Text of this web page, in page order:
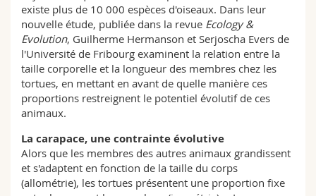
existe plus de 10 000 espèces d'oiseaux. Dans leur
nouvelle étude, publiée dans la revue Ecology &
Evolution, Guilherme Hermanson et Serjoscha Evers de
l'Université de Fribourg examinent la relation entre la
taille corporelle et la longueur des membres chez les
tortues, en mettant en avant de quelle manière ces
proportions restreignent le potentiel évolutif de ces
animaux.
La carapace, une contrainte évolutive
Alors que les membres des autres animaux grandissent
et s'adaptent en fonction de la taille du corps
(allométrie), les tortues présentent une proportion fixe